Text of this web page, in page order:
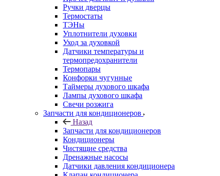
Ручки дверцы
Термостаты
ТЭНы
Уплотнители духовки
Уход за духовкой
Датчики температуры и
термопредохранители
Термопары
Конфорки чугунные
Таймеры духового шкафа
Лампы духового шкафа
Свечи розжига
Запчасти для кондиционеров
Назад
Запчасти для кондиционеров
Кондиционеры
Чистящие средства
Дренажные насосы
Датчики давления кондиционера